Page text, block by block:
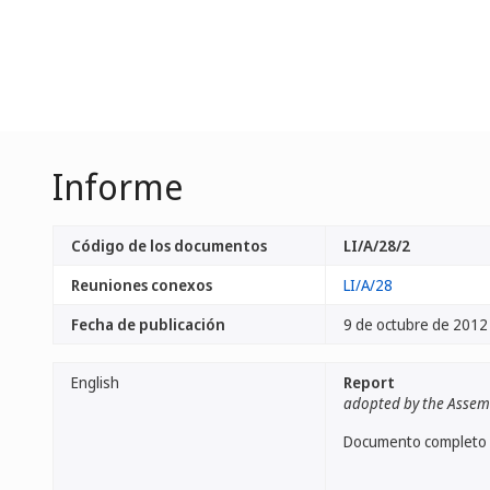
Informe
Código de los documentos
LI/A/28/2
Reuniones conexos
LI/A/28
Fecha de publicación
9 de octubre de 2012
English
Report
adopted by the
Documento completo